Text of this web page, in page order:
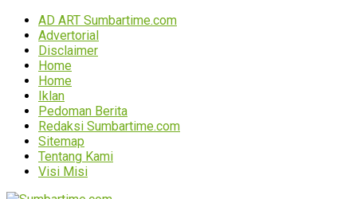
AD ART Sumbartime.com
Advertorial
Disclaimer
Home
Home
Iklan
Pedoman Berita
Redaksi Sumbartime.com
Sitemap
Tentang Kami
Visi Misi